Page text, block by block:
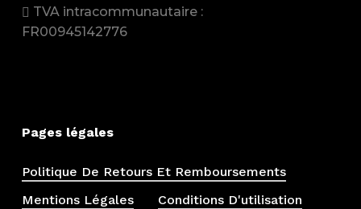
TVA intracommunautaire :
FR00945142776
Pages légales
Politique De Retours Et Remboursements
Mentions Légales
Conditions D'utilisation